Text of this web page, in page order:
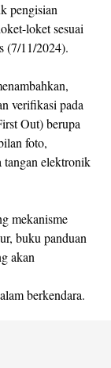
pengisian
loket sesuai
(7/11/2024).
verifikasi pada
Out) berupa
foto,
tangan elektronik
mekanisme
buku panduan
akan
berkendara.